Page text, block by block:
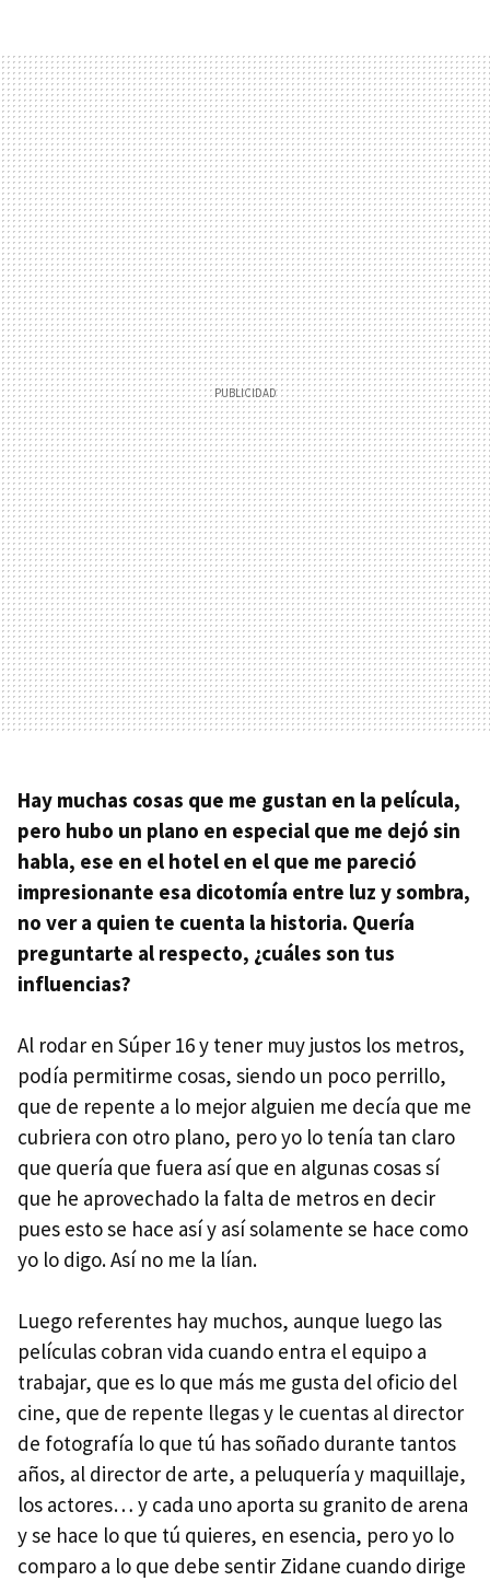
Hay muchas cosas que me gustan en la película,
pero hubo un plano en especial que me dejó sin
habla, ese en el hotel en el que me pareció
impresionante esa dicotomía entre luz y sombra,
no ver a quien te cuenta la historia. Quería
preguntarte al respecto, ¿cuáles son tus
influencias?
Al rodar en Súper 16 y tener muy justos los metros,
podía permitirme cosas, siendo un poco perrillo,
que de repente a lo mejor alguien me decía que me
cubriera con otro plano, pero yo lo tenía tan claro
que quería que fuera así que en algunas cosas sí
que he aprovechado la falta de metros en decir
pues esto se hace así y así solamente se hace como
yo lo digo. Así no me la lían.
Luego referentes hay muchos, aunque luego las
películas cobran vida cuando entra el equipo a
trabajar, que es lo que más me gusta del oficio del
cine, que de repente llegas y le cuentas al director
de fotografía lo que tú has soñado durante tantos
años, al director de arte, a peluquería y maquillaje,
los actores… y cada uno aporta su granito de arena
y se hace lo que tú quieres, en esencia, pero yo lo
comparo a lo que debe sentir Zidane cuando dirige